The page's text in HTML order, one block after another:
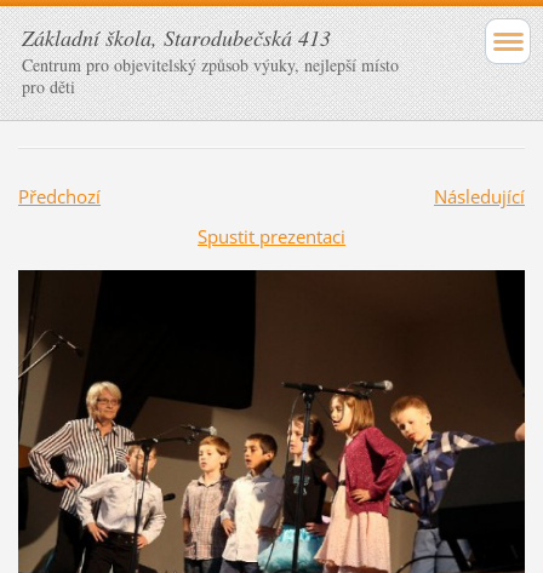
Základní škola, Starodubečská 413
Centrum pro objevitelský způsob výuky, nejlepší místo
pro děti
Předchozí
Následující
Spustit prezentaci